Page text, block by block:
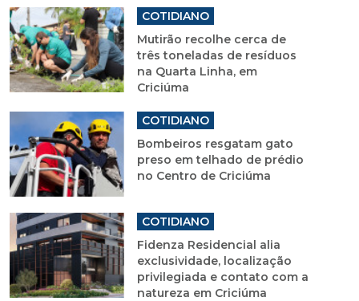
COTIDIANO
Mutirão recolhe cerca de
três toneladas de resíduos
na Quarta Linha, em
Criciúma
COTIDIANO
Bombeiros resgatam gato
preso em telhado de prédio
no Centro de Criciúma
COTIDIANO
Fidenza Residencial alia
exclusividade, localização
privilegiada e contato com a
natureza em Criciúma